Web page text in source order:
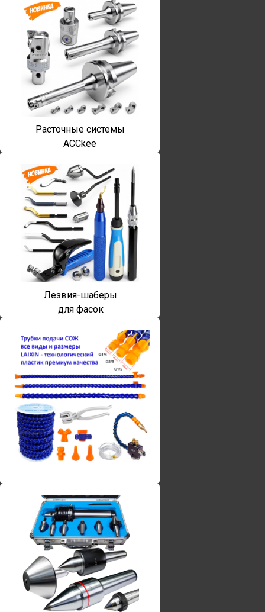
Расточные системы
ACCkee
Лезвия-шаберы
для фасок
Винты torx